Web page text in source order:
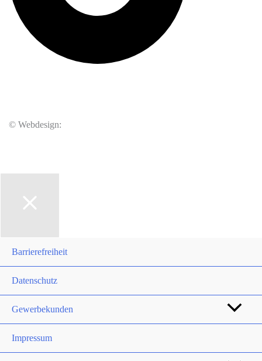
© Webdesign:
Barrierefreiheit
Datenschutz
Gewerbekunden
Impressum